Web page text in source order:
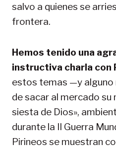
salvo a quienes se
frontera.
Hemos tenido una
instructiva charla con
estos temas —y alguno
de sacar al mercado su
siesta de Dios»,
durante la II Guerra
Pirineos se muestran